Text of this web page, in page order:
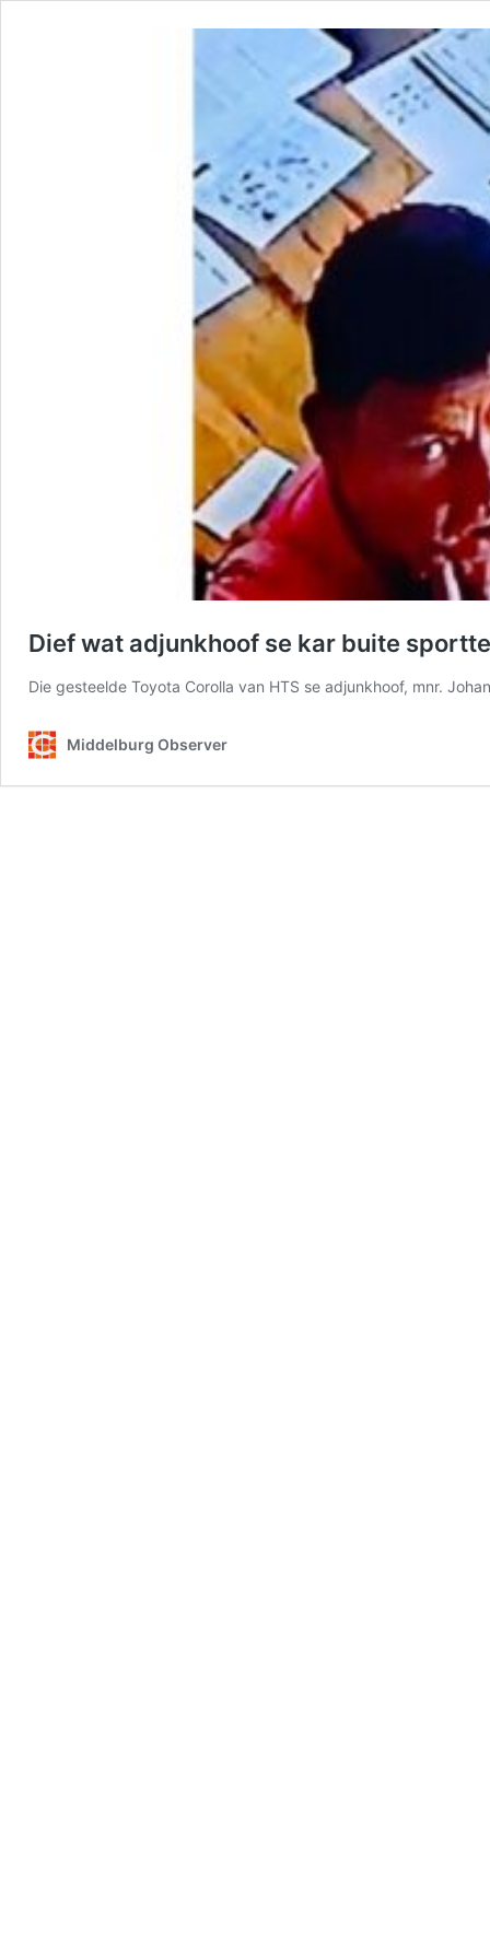
Dief wat adjunkhoof se kar buite
Die gesteelde Toyota Corolla van HTS se adjunkhoof, mnr.
Middelburg Observer